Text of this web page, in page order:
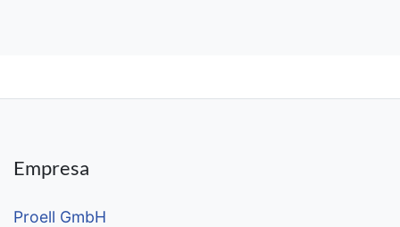
Empresa
Proell GmbH